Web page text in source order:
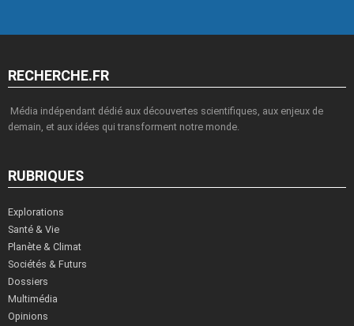
RECHERCHE.FR
Média indépendant dédié aux découvertes scientifiques, aux enjeux de
demain, et aux idées qui transforment notre monde.
RUBRIQUES
Explorations
Santé & Vie
Planète & Climat
Sociétés & Futurs
Dossiers
Multimédia
Opinions